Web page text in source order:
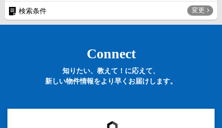
検索条件 変更
Connect
知りたい、教えて！に応えて、
新しい物件情報をより早くお届けします。